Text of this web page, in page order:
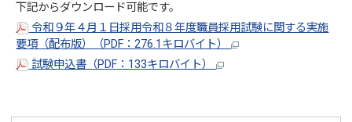
下記からダウンロード可能です。
令和９年４月１日採用令和８年度職員採用試験に関する実施
要項（配布版）（PDF：276.1キロバイト）
試験申込書（PDF：133キロバイト）